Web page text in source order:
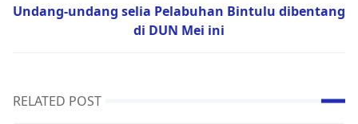
Undang-undang selia Pelabuhan Bintulu dibentang
di DUN Mei ini
RELATED POST